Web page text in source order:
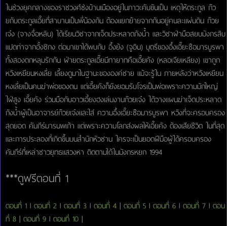
ในช่วงยุคกลางของราชวงศ์ซ่งบ้านเมืองอยู่ในภาวะคับขันเป็น เหตุให้ตระกูล ก๊ว
ยกับตระกูลเอี๊ยที่สาบานเป็นพี่น้องกัน ต้องแยกย้ายจากกันอยู่คนละแผ่นดิน ก๊วย
เจ๋ง (จางจื่อหลิน) ได้เรียนวิชาจากเจ็ดประหลาดกังน้ำ และวิชาฝ่ามือสยบมังกรสิบ
แปดท่าจากอั้งชิกง ต่อมาเขาได้พบกับ อึ้งย้ง (จูอิน) บุตรีของอึ้งเอี๊ยะซือมารบูรพา
ทั้งสองตกหลุมรักกัน ฝ่ายตระกูลเอี๊ยมีทายาทคือเอี๊ยคัง (หลอเจียเหลียง) เขาถูก
หวังเหยียนหงเลี่ย เลี้ยงดูมาในฐานะขององค์ชาย แม้จะรู้ใน ภายหลังว่าหวังเหยียน
หงเลี่ยเป็นคนฆ่าพ่อของตน แต่เอี๊ยคังก็ยังยอมรับโจรเป็นพ่อเพราะความมักใหญ่
ใฝ่สูง เอี๊ยคัง ร่วมมือกับอาวเอี้ยงฮงเล่นงานก๊วยเจ๋ง ได้วางแผนฆ่าเจ็ดประหลาด
กังน้ำผู้เป็นอาจารย์ก๊วยเจ๋งและใส่ ความอึ้งเอี๊ยะซือมารบูรพา หวังที่จะครอบครอง
สุดยอด คัมภีร์มารนพเก้า แต่เพราะความโลภส่งผลให้เอี๊ยคัง ต้องเสียชีวิต ในที่สุด
และการประลองที่เกิดขึ้นบนสำนักหัวซาน ใครจะเป็นยอดฝีมือผู้ได้ครอบครอง
คัมภีร์ที่เหล่าชาวยุทธแสวงหา ติดตามได้ในมังกรหยก 1994
***ดูฟรีตอนที่ 1
ตอนที่ 1 l ตอนที่ 2 l ตอนที่ 3 l ตอนที่ 4 | ตอนที่ 5 l ตอนที่ 6 l ตอนที่ 7 l ตอน
ที่ 8 | ตอนที่ 9 l ตอนที่ 10 |